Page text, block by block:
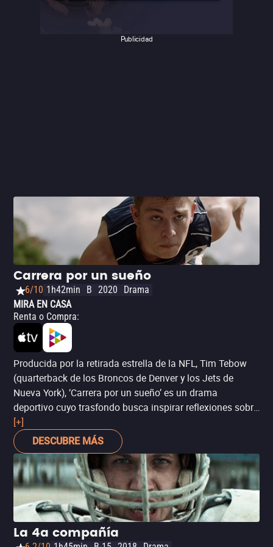
resultado de la historia. La reconstrucción de la década
de 1960, incluyendo los escenarios, el vestuario y, por
una historia humana e inmersiva. Esta película
ciertamente impactará a todos, sean fanáticos o no de
los deportes de motor.
Publicidad
Carrera por un sueño
6/10 1h42min B 2020
Drama
MIRA EN CASA
Renta o Compra:
Producida por la retirada estrella de la NFL, Tim Tebow
(quarterback de los Broncos de Denver y los Jets de
Nueva York), ‘Carrera por un sueño’ es un drama
deportivo cuyo trasfondo busca inspirar reflexiones sobre
la familia, la perseverancia y la fe misma, de una forma
mucho más abierta y menos pregonera que otros dramas
de su clase, como ‘La cabaña’ o ‘El inquebrantable:
camino hacia la redención’, lo que la hace accesible para
un público más diverso independientemente de sus
creencias. Sin embargo, definitivamente es una película
que disfrutarán más quienes compartan su visión de la
fe.
[+]
DESCUBRE MÁS
La 4a compañía